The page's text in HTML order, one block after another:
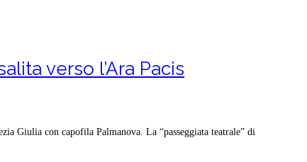
verso l’Ara Pacis
Giulia con capofila Palmanova. La “passeggiata teatrale” di